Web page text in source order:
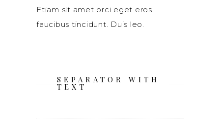
Etiam sit amet orci eget eros
faucibus tincidunt. Duis leo.
SEPARATOR WITH
TEXT